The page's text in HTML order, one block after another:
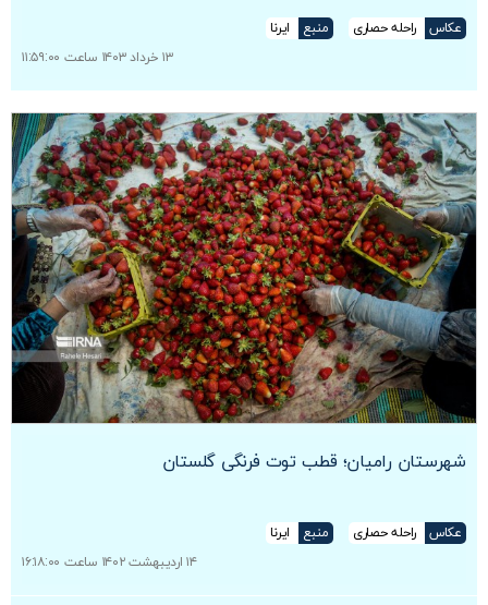
عکاس راحله حصاری منبع
ایرنا
۱۳ خرداد ۱۴۰۳ ساعت ۱۱:۵۹:۰۰
شهرستان رامیان؛ قطب توت فرنگی گلستان
عکاس راحله حصاری منبع
ایرنا
۱۴ اردیبهشت ۱۴۰۲ ساعت ۱۶:۱۸:۰۰